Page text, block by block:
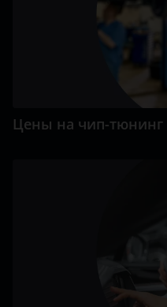
Цены на чип-тюнинг